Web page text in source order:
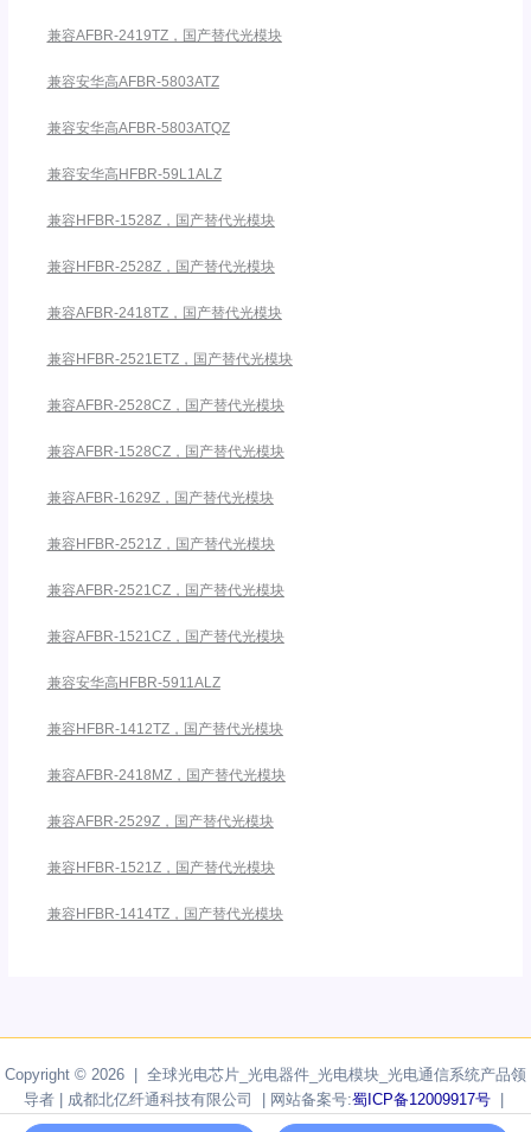
兼容AFBR-2419TZ，国产替代光模块
兼容安华高AFBR-5803ATZ
兼容安华高AFBR-5803ATQZ
兼容安华高HFBR-59L1ALZ
兼容HFBR-1528Z，国产替代光模块
兼容HFBR-2528Z，国产替代光模块
兼容AFBR-2418TZ，国产替代光模块
兼容HFBR-2521ETZ，国产替代光模块
兼容AFBR-2528CZ，国产替代光模块
兼容AFBR-1528CZ，国产替代光模块
兼容AFBR-1629Z，国产替代光模块
兼容HFBR-2521Z，国产替代光模块
兼容AFBR-2521CZ，国产替代光模块
兼容AFBR-1521CZ，国产替代光模块
兼容安华高HFBR-5911ALZ
兼容HFBR-1412TZ，国产替代光模块
兼容AFBR-2418MZ，国产替代光模块
兼容AFBR-2529Z，国产替代光模块
兼容HFBR-1521Z，国产替代光模块
兼容HFBR-1414TZ，国产替代光模块
Copyright © 2026 | 全球光电芯片_光电器件_光电模块_光电通信系统产品领
导者 | 成都北亿纤通科技有限公司 | 网站备案号:蜀ICP备12009917号|
Powered byF-tone Networks